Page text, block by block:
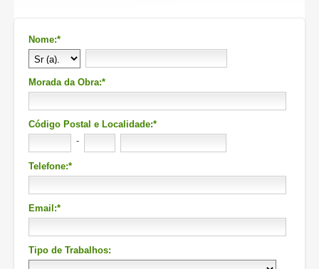
Nome:*
Morada da Obra:*
Código Postal e Localidade:*
-
Telefone:*
Email:*
Tipo de Trabalhos: